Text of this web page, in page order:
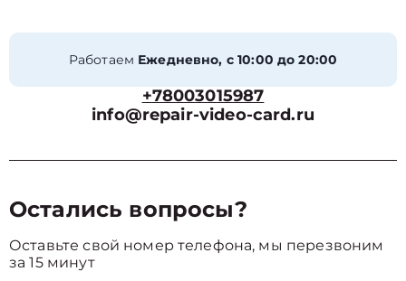
Работаем Ежедневно, с 10:00 до 20:00
+78003015987
info@repair-video-card.ru
Остались вопросы?
Оставьте свой номер телефона, мы перезвоним
за 15 минут